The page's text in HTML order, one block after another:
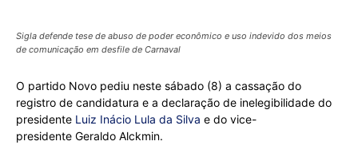
Sigla defende tese de abuso de poder econômico e uso indevido dos meios
de comunicação em desfile de Carnaval
O partido Novo pediu neste sábado (8) a cassação do
registro de candidatura e a declaração de inelegibilidade do
presidente Luiz Inácio Lula da Silva e do vice-
presidente Geraldo Alckmin.